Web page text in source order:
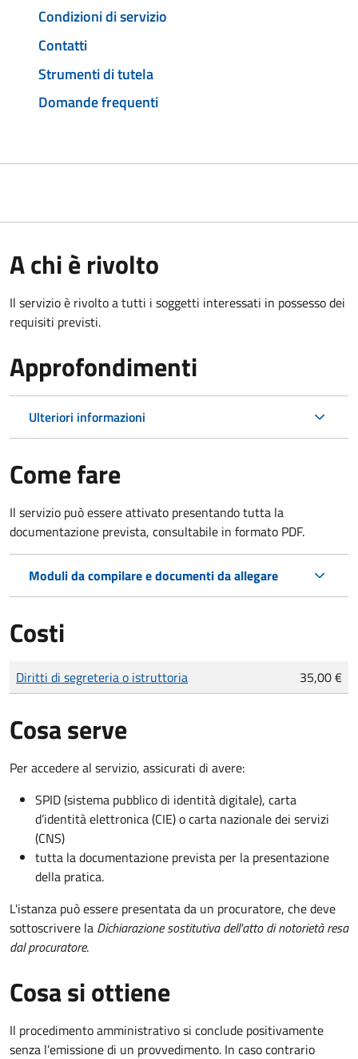
Condizioni di servizio
Contatti
Strumenti di tutela
Domande frequenti
A chi è rivolto
Il servizio è rivolto a tutti i soggetti interessati in possesso dei
requisiti previsti.
Approfondimenti
Ulteriori informazioni
Come fare
Il servizio può essere attivato presentando tutta la
documentazione prevista, consultabile in formato PDF.
Moduli da compilare e documenti da allegare
Costi
Tipo di pagamento
Importo
Diritti di segreteria o istruttoria 35,00 €
Cosa serve
Per accedere al servizio, assicurati di avere:
SPID (sistema pubblico di identità digitale), carta
d’identità elettronica (CIE) o carta nazionale dei servizi
(CNS)
tutta la documentazione prevista per la presentazione
della pratica.
L'istanza può essere presentata da un procuratore, che deve
sottoscrivere la Dichiarazione sostitutiva dell'atto di notorietà resa
dal procuratore.
Cosa si ottiene
Il procedimento amministrativo si conclude positivamente
senza l’emissione di un provvedimento. In caso contrario